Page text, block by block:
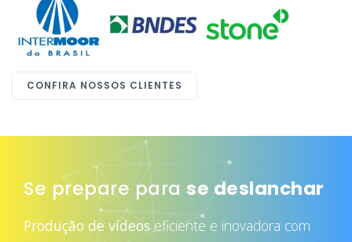
CONFIRA NOSSOS CLIENTES
Se prepare para
atrair mais clientes